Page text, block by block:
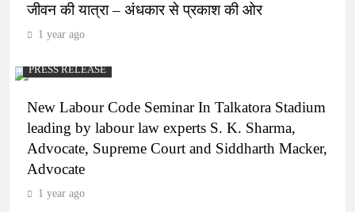
जीवन की यात्रा – अंधकार से प्रकाश की ओर
1 year ago
PRESS RELEASE
New Labour Code Seminar In Talkatora Stadium
leading by labour law experts S. K. Sharma,
Advocate, Supreme Court and Siddharth Macker,
Advocate
1 year ago